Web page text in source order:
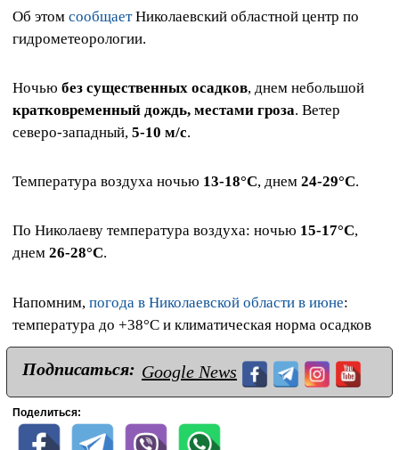
Об этом сообщаетНиколаевский областной центр по
гидрометеорологии.
Ночью без существенных осадков, днем небольшой
кратковременный дождь, местами гроза. Ветер
северо-западный, 5-10 м/с.
Температура воздуха ночью 13-18°С, днем 24-29°С.
По Николаеву температура воздуха: ночью 15-17°С,
днем 26-28°С.
Напомним, погода в Николаевской области в июне:
температура до +38°C и климатическая норма осадков
Подписаться: Google News
Поделиться: